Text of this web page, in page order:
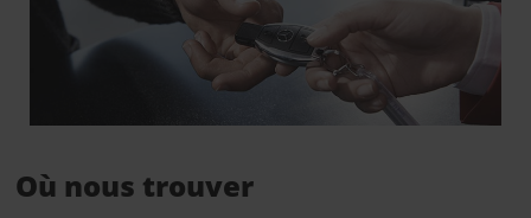
Où nous trouver